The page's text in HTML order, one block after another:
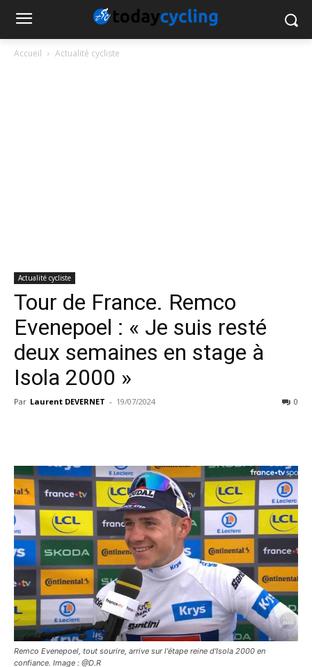
Accueil Actualité cycliste
Actualité cycliste
Tour de France. Remco
Evenepoel : « Je suis resté
deux semaines en stage à
Isola 2000 »
Par Laurent DEVERNET - 19/07/2024 0
Remco Evenepoel, tout sourire, arrive sur l'étape reine d'Isola 2000 en
confiance. Image : @D.R